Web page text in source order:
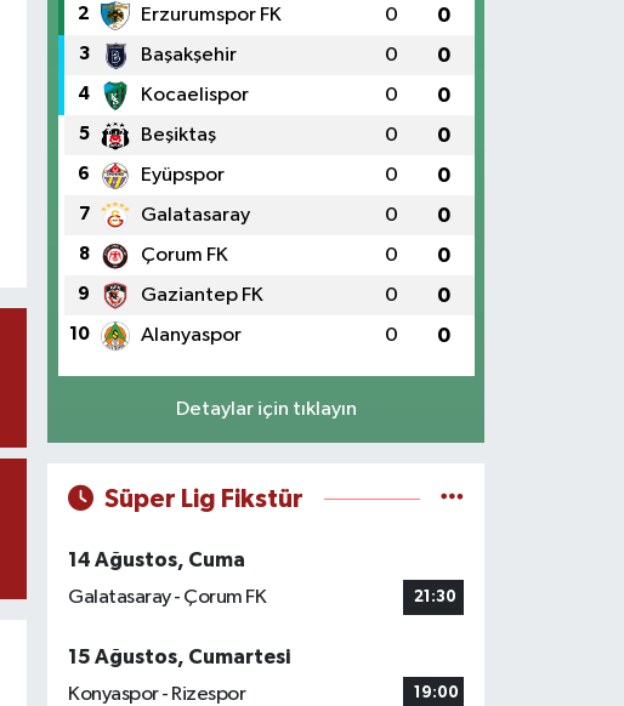
2 Erzurumspor FK 0 0
3 Başakşehir 0 0
4 Kocaelispor 0 0
5 Beşiktaş 0 0
6 Eyüpspor 0 0
7 Galatasaray 0 0
8 Çorum FK 0 0
9 Gaziantep FK 0 0
10 Alanyaspor 0 0
Detaylar için tıklayın
Süper Lig Fikstür
14 Ağustos, Cuma
Galatasaray - Çorum FK
21:30
15 Ağustos, Cumartesi
Konyaspor - Rizespor
19:00